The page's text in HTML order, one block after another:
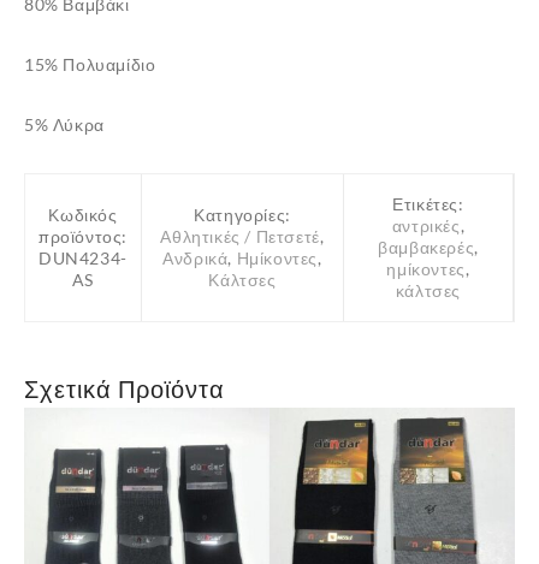
15% Πολυαμίδιο
5% Λύκρα
Κωδικός
προϊόντος:
DUN4234-
AS
Κατηγορίες:
Αθλητικές / Πετσετέ,
Ανδρικά, Ημίκοντες,
Κάλτσες
Ετικέτες:
αντρικές,
βαμβακερές,
ημίκοντες,
κάλτσες
Σχετικά Προϊόντα